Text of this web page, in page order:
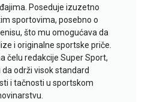
Poseduje izuzetno
sportovima, posebno o
što mu omogućava da
i originalne sportske priče.
čelu redakcije Super Sport,
da održi visok standard
i tačnosti u sportskom